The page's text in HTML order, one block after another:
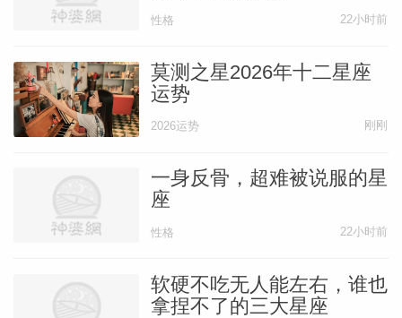
性格 22小时前
莫测之星2026年十二星座
运势
2026运势 刚刚
一身反骨，超难被说服的星
座
性格 22小时前
软硬不吃无人能左右，谁也
拿捏不了的三大星座